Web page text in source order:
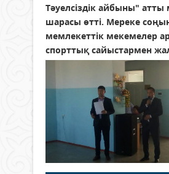
Тәуелсіздік айбыны" атты
шарасы өтті. Мереке
мемлекеттік мекемелер
спорттық сайыстармен